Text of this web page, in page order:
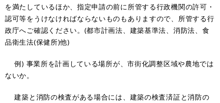
を満たしているほか、指定申請の前に所管する行政機関の許可・
認可等をうけなければならないものもありますので、所管する行
政庁へご確認ください。(都市計画法、建築基準法、消防法、食
品衛生法(保健所)他)
例) 事業所を計画している場所が、市街化調整区域や農地では
ないか。
建築と消防の検査がある場合には、建築の検査済証と消防の